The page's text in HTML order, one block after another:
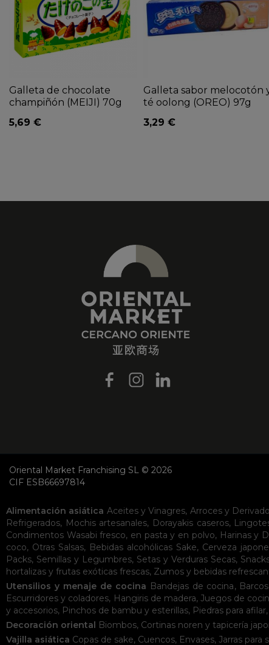
Galleta de chocolate
champiñón (MEIJI) 70g
5,69 €
Galleta sabor melocotón
té oolong (OREO) 97g
3,29 €
Oriental Market Franchising SL © 2026
CIF ESB66697814
Alimentación asiática Aceites y Vinagres, Arroces y
Refrigerados, Mochis artesanales, Dorayakis caseros,
Condimentos Wasabi fresco, en pasta y en polvo, Harinas y
coco, Otras Salsas, Bebidas alcohólicas Sake, Cerveza
Packs, Semillas y Legumbres, Setas y Verduras Secas,
hortalizas y frutas exóticas frescas, Zumos y bebidas
Utensilios y menaje de cocina Bandejas de cocina,
Escurridores y coladores, Hangiris de madera, Juegos de
y accesorios, Pinchos de bambu y esterillas, Piedras para afilar,
Decoración oriental Biombos, Cortinas noren y tapicería
Vajilla asiática Copas de sake, Cuencos, Envases, Jarras para